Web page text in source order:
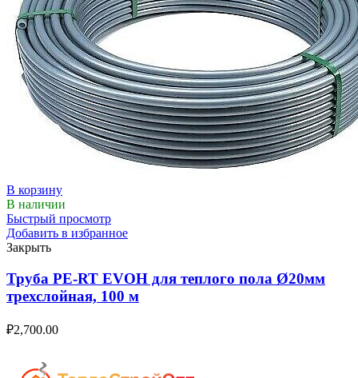
В корзину
В наличии
Быстрый просмотр
Добавить в избранное
Закрыть
Труба PE-RT EVOH для теплого пола Ø20мм
трехслойная, 100 м
₽2,700.00